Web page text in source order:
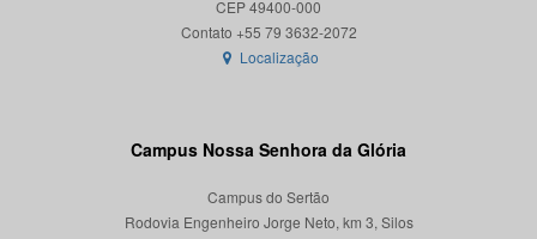
CEP 49400-000
Localização
Campus Nossa Senhora da Glória
Campus do Sertão
Rodovia Engenheiro Jorge Neto, km 3, Silos